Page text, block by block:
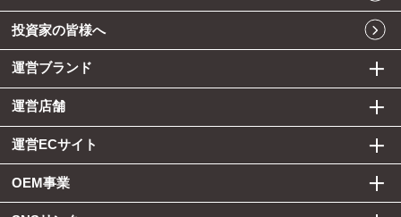
投資家の皆様へ
運営ブランド
運営店舗
運営ECサイト
OEM事業